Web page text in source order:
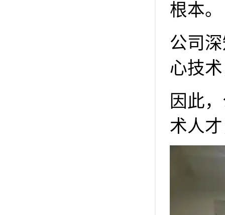
根本。
公司
心技
因此
术人